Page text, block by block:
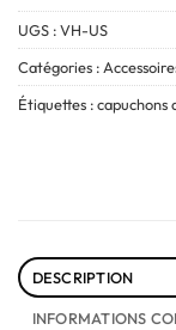
UGS :VH-US
Catégories :
Étiquettes :capuchons
DESCRIPTION
INFORMATIONS